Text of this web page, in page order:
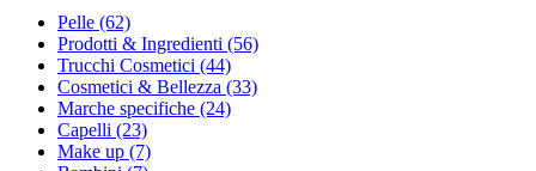
Pelle (62)
Prodotti & Ingredienti (56)
Trucchi Cosmetici (44)
Cosmetici & Bellezza (33)
Marche specifiche (24)
Capelli (23)
Make up (7)